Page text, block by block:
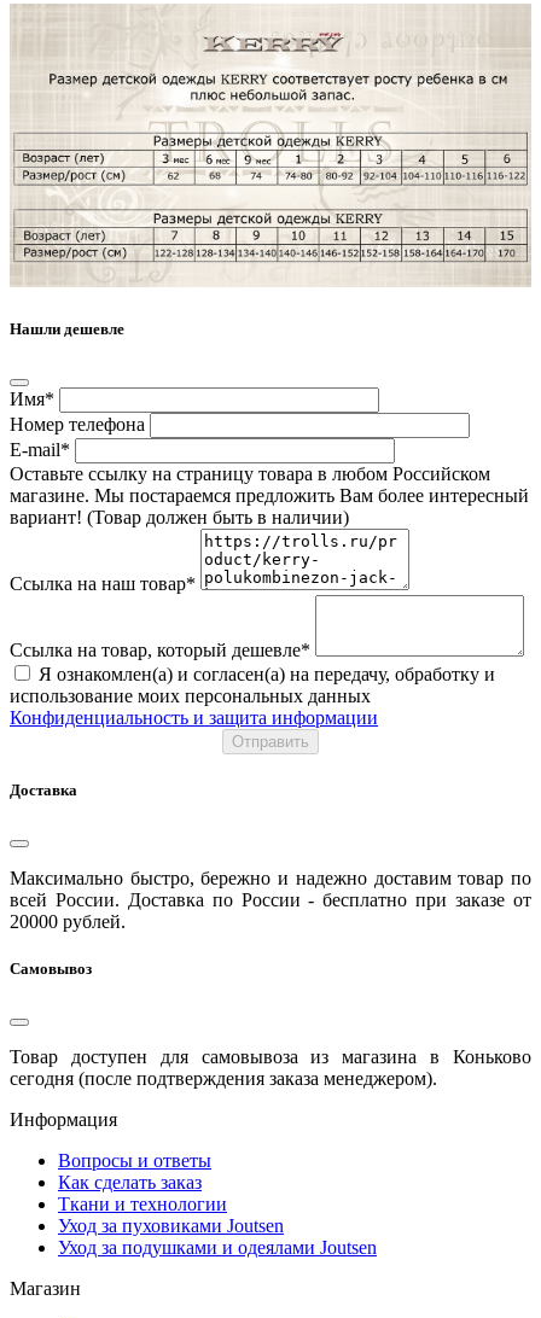
Нашли дешевле
Имя*
Номер телефона
E-mail*
Оставьте ссылку на страницу товара в любом Российском
магазине. Мы постараемся предложить Вам более интересный
вариант! (Товар должен быть в наличии)
Ссылка на наш товар*
Ссылка на товар, который дешевле*
Я ознакомлен(а) и согласен(а) на передачу, обработку и
использование моих персональных данных
Конфиденциальность и защита информации
Отправить
Доставка
Максимально быстро, бережно и надежно доставим товар по
всей России. Доставка по России - бесплатно при заказе от
20000 рублей.
Самовывоз
Товар доступен для самовывоза из магазина в Коньково
сегодня (после подтверждения заказа менеджером).
Информация
Вопросы и ответы
Как сделать заказ
Ткани и технологии
Уход за пуховиками Joutsen
Уход за подушками и одеялами Joutsen
Магазин